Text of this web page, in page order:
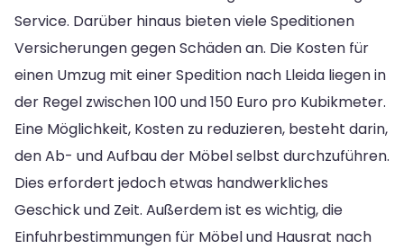
Service. Darüber hinaus bieten viele Speditionen
Versicherungen gegen Schäden an. Die Kosten für
einen Umzug mit einer Spedition nach Lleida liegen in
der Regel zwischen 100 und 150 Euro pro Kubikmeter.
Eine Möglichkeit, Kosten zu reduzieren, besteht darin,
den Ab- und Aufbau der Möbel selbst durchzuführen.
Dies erfordert jedoch etwas handwerkliches
Geschick und Zeit. Außerdem ist es wichtig, die
Einfuhrbestimmungen für Möbel und Hausrat nach